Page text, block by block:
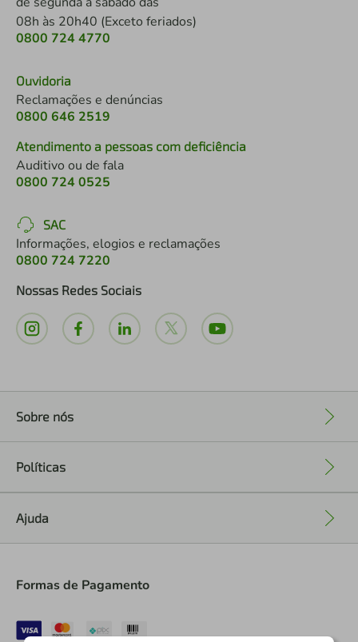
08h às 20h40 (Exceto feriados)
0800 724 4770
Ouvidoria
Reclamações e denúncias
0800 646 2519
Atendimento a pessoas com deficiência
Auditivo ou de fala
0800 724 0525
SAC
Informações, elogios e reclamações
0800 724 7220
Nossas Redes Sociais
Sobre nós
Políticas
Ajuda
Formas de Pagamento